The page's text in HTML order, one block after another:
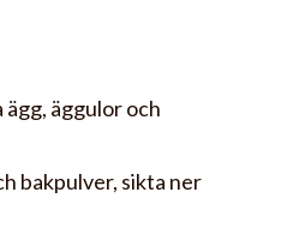
äggulor och
bakpulver, sikta ner